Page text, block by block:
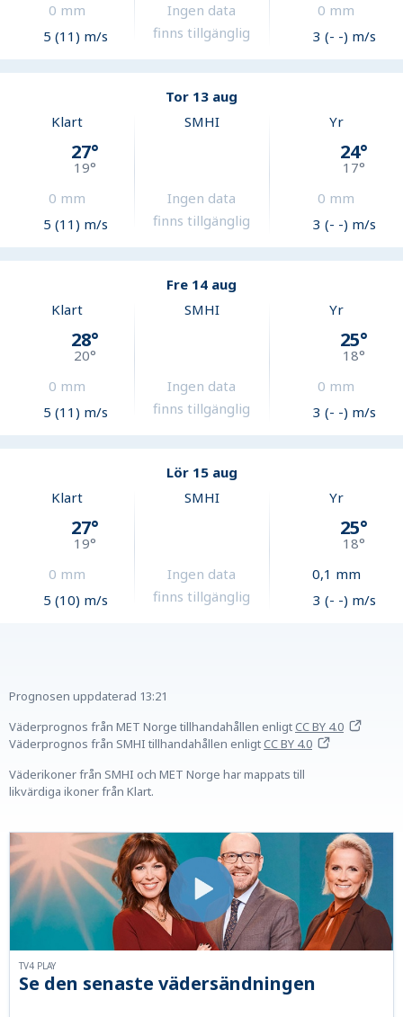
0 mm
5 (11) m/s
Ingen data
finns tillgänglig
0 mm
3 (- -) m/s
Tor 13 aug
Klart
27°
19°
0 mm
5 (11) m/s
SMHI
Ingen data
finns tillgänglig
Yr
24°
17°
0 mm
3 (- -) m/s
Fre 14 aug
Klart
28°
20°
0 mm
5 (11) m/s
SMHI
Ingen data
finns tillgänglig
Yr
25°
18°
0 mm
3 (- -) m/s
Lör 15 aug
Klart
27°
19°
0 mm
5 (10) m/s
SMHI
Ingen data
finns tillgänglig
Yr
25°
18°
0,1 mm
3 (- -) m/s
Prognosen uppdaterad 13:21
Väderprognos från MET Norge tillhandahållen enligtCC BY 4.0
Väderprognos från SMHI tillhandahållen enligtCC BY 4.0
Väderikoner från SMHI och MET Norge har mappats till
likvärdiga ikoner från Klart.
Se den senaste vädersändningen
TV4 PLAY